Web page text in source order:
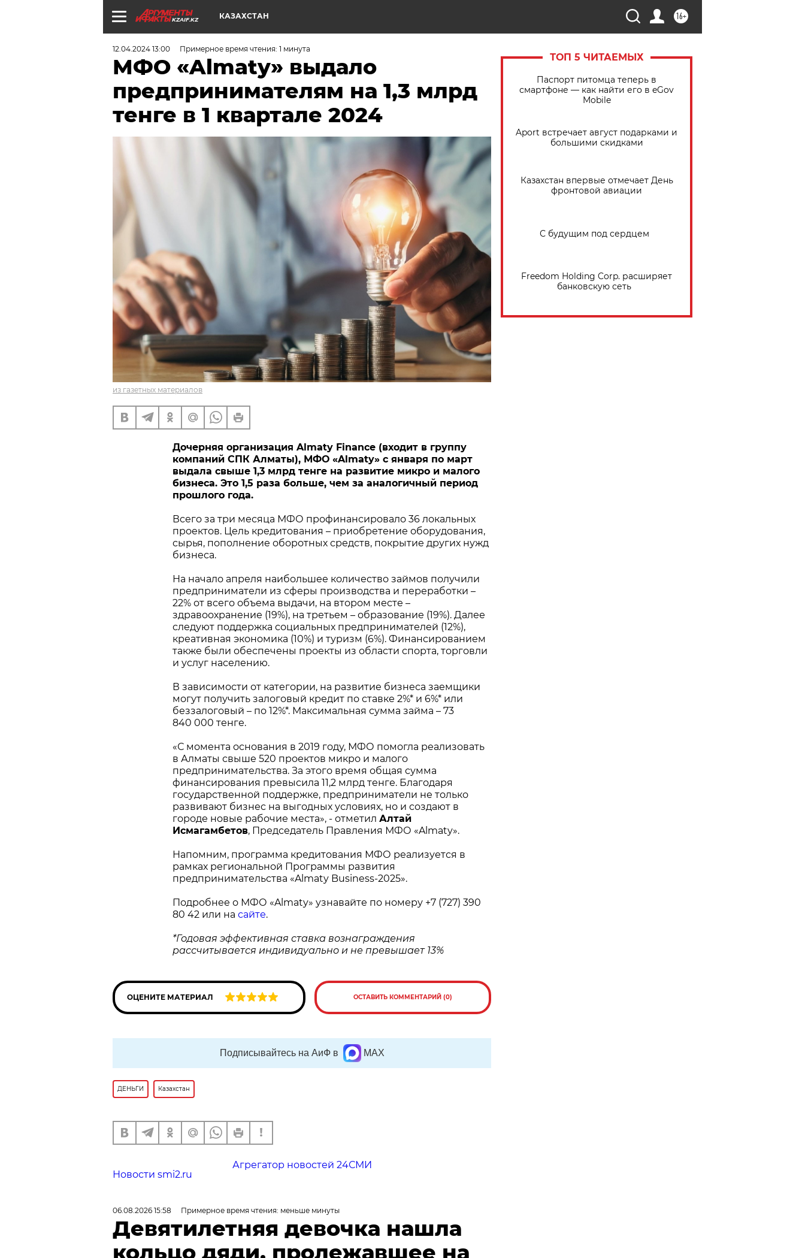
KZAIF.KZ 16+
КАЗАХСТАН
12.04.2024 13:00 Примерное время чтения: 1 минута
МФО «Almaty» выдало
предпринимателям на 1,3 млрд
тенге в 1 квартале 2024
из газетных материалов
Дочерняя организация Almaty Finance (входит в группу
компаний СПК Алматы), МФО «Almaty» с января по март
выдала свыше 1,3 млрд тенге на развитие микро и малого
бизнеса. Это 1,5 раза больше, чем за аналогичный период
прошлого года.
Всего за три месяца МФО профинансировало 36 локальных
проектов. Цель кредитования – приобретение оборудования,
сырья, пополнение оборотных средств, покрытие других нужд
бизнеса.
На начало апреля наибольшее количество займов получили
предприниматели из сферы производства и переработки –
22% от всего объема выдачи, на втором месте –
здравоохранение (19%), на третьем – образование (19%). Далее
следуют поддержка социальных предпринимателей (12%),
креативная экономика (10%) и туризм (6%). Финансированием
также были обеспечены проекты из области спорта, торговли
и услуг населению.
В зависимости от категории, на развитие бизнеса заемщики
могут получить залоговый кредит по ставке 2%* и 6%* или
беззалоговый – по 12%*. Максимальная сумма займа – 73
840 000 тенге.
«С момента основания в 2019 году, МФО помогла реализовать
в Алматы свыше 520 проектов микро и малого
предпринимательства. За этого время общая сумма
финансирования превысила 11,2 млрд тенге. Благодаря
государственной поддержке, предприниматели не только
развивают бизнес на выгодных условиях, но и создают в
городе новые рабочие места», - отметил Алтай
Исмагамбетов, Председатель Правления МФО «Almaty».
Напомним, программа кредитования МФО реализуется в
рамках региональной Программы развития
предпринимательства «Almaty Business-2025».
Подробнее о МФО «Almaty» узнавайте по номеру +7 (727) 390
80 42 или на сайте.
*Годовая эффективная ставка вознаграждения
рассчитывается индивидуально и не превышает 13%
ОЦЕНИТЕ МАТЕРИАЛ ОСТАВИТЬ КОММЕНТАРИЙ (0)
Подписывайтесь на АиФ в MAX
ДЕНЬГИ Казахстан
Агрегатор новостей 24СМИ
Новости smi2.ru
ТОП 5 ЧИТАЕМЫХ
Паспорт питомца теперь в
смартфоне — как найти его в eGov
Mobile
Aport встречает август подарками и
большими скидками
Казахстан впервые отмечает День
фронтовой авиации
С будущим под сердцем
Freedom Holding Corp. расширяет
банковскую сеть
06.08.2026 15:58 Примерное время чтения: меньше минуты
Девятилетняя девочка нашла
кольцо дяди, пролежавшее на